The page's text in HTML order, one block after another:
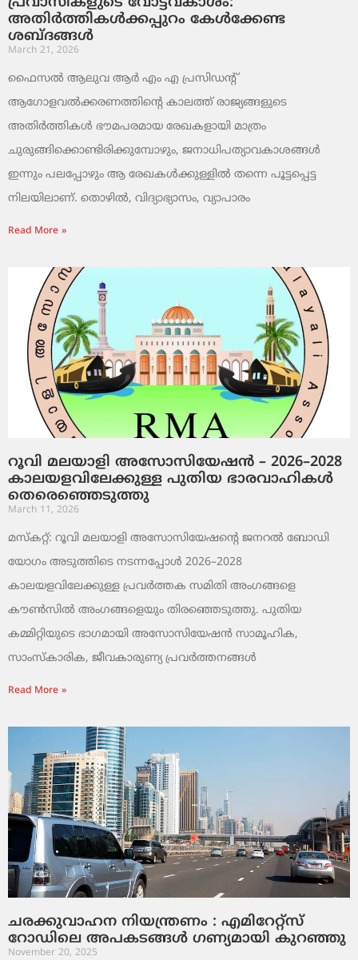
അതിർത്തികൾക്കപ്പുറം കേൾക്കേണ്ട
ശബ്ദങ്ങൾ
March 21, 2026
ഫൈസൽ ആലുവ ആർ എം എ പ്രസിഡന്റ്
ആഗോളവൽക്കരണത്തിന്റെ കാലത്ത് രാജ്യങ്ങളുടെ
അതിർത്തികൾ ഭൗമപരമായ രേഖകളായി മാത്രം
ചുരുങ്ങിക്കൊണ്ടിരിക്കുമ്പോഴും, ജനാധിപത്യാവകാശങ്ങൾ
ഇന്നും പലപ്പോഴും ആ രേഖകൾക്കുള്ളിൽ തന്നെ പൂട്ടപ്പെട്ട
നിലയിലാണ്. തൊഴിൽ, വിദ്യാഭ്യാസം, വ്യാപാരം
Read More »
റൂവി മലയാളി അസോസിയേഷൻ – 2026–2028
കാലയളവിലേക്കുള്ള പുതിയ ഭാരവാഹികൾ
തെരെഞ്ഞെടുത്തു
March 11, 2026
മസ്കറ്റ്: റൂവി മലയാളി അസോസിയേഷന്റെ ജനറൽ ബോഡി
യോഗം അടുത്തിടെ നടന്നപ്പോൾ 2026–2028
കാലയളവിലേക്കുള്ള പ്രവർത്തക സമിതി അംഗങ്ങളെ
കൗൺസിൽ അംഗങ്ങളെയും തിരഞ്ഞെടുത്തു. പുതിയ
കമ്മിറ്റിയുടെ ഭാഗമായി അസോസിയേഷൻ സാമൂഹിക,
സാംസ്‌കാരിക, ജീവകാരുണ്യ പ്രവർത്തനങ്ങൾ
Read More »
ചരക്കുവാഹന നിയന്ത്രണം : എമിറേറ്റ്സ്
റോഡിലെ അപകടങ്ങൾ ഗണ്യമായി കുറഞ്ഞു
November 20, 2025